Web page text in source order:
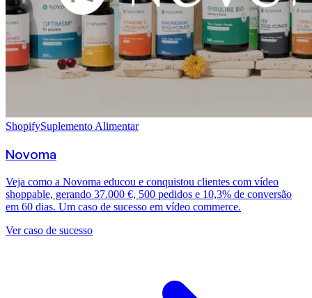
ShopifySuplemento Alimentar
Novoma
Veja como a Novoma educou e conquistou clientes com vídeo
shoppable, gerando 37.000 €, 500 pedidos e 10,3% de conversão
em 60 dias. Um caso de sucesso em vídeo commerce.
Ver caso de sucesso